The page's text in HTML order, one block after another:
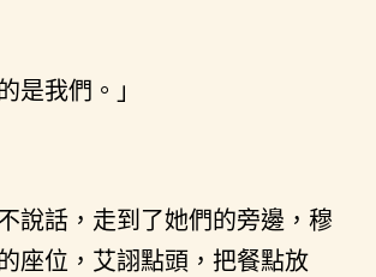
是我們。」
說話，走到了她們的旁邊，穆
座位，艾詡點頭，把餐點放